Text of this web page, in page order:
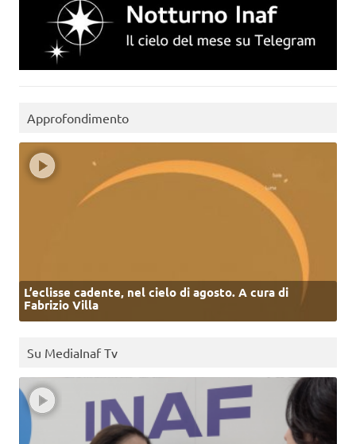
Approfondimento
L’eclisse cadente, nel cielo di agosto. A cura di
Fabrizio Villa
Su MediaInaf Tv